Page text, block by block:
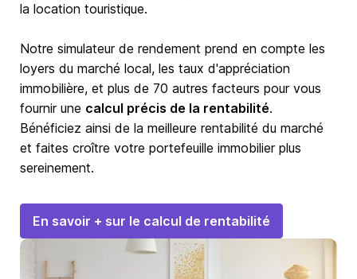
la location touristique.
Notre simulateur de rendement prend en compte les
loyers du marché local, les taux d'appréciation
immobilière, et plus de 70 autres facteurs pour vous
fournir une calcul précis de la rentabilité.
Bénéficiez ainsi de la meilleure rentabilité du marché
et faites croître votre portefeuille immobilier plus
sereinement.
En savoir + sur le calcul de rentabilité